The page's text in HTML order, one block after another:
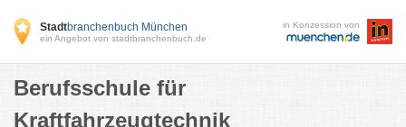
Stadtbranchenbuch München
ein Angebot von stadtbranchenbuch.de
in Konzession von
Berufsschule für
Kraftfahrzeugtechnik